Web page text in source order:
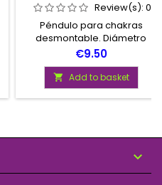
Review(s): 0
Péndulo para chakras
desmontable. Diámetro
aproximado de las ruedas 2
centímetros. Largo del
péndulo entre 5 y 5,5 cm.
Price
€9.50
 Add to basket
